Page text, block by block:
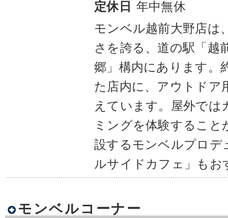
定休日 年中無休
モンベル越前大野店は
さを誇る、道の駅「越
郷」構内にあります。
た店内に、アウトドア
えています。屋外で
ミングを体験すること
設するモンベルプロデ
ルサイドカフェ」もお
モンベルコーナー